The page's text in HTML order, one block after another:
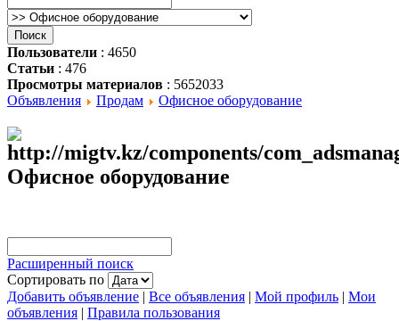
Пользователи : 4650
Статьи : 476
Просмотры материалов : 5652033
Объявления
Продам Офисное оборудование
Офисное оборудование
Расширенный поиск
Сортировать по
Добавить объявление | Все объявления | Мой профиль | Мои
объявления | Правила пользования